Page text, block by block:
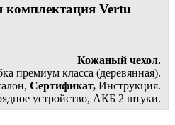
Vertu
Кожаный чехол.
премиум класса (деревянная).
Сертификат, Инструкция.
устройство, АКБ 2 штуки.